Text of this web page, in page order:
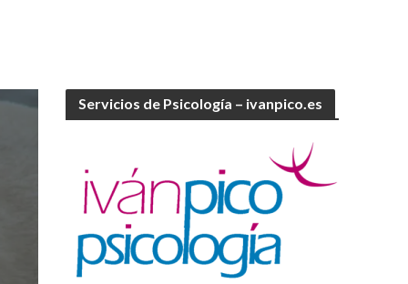
Servicios de Psicología – ivanpico.es